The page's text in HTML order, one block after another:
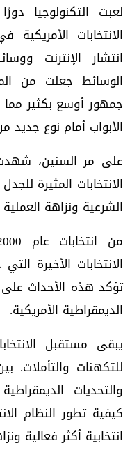
لعبت التكنولوجيا
الانتخابات
انتشار الإنترنت
الوسائط جعلت من
جمهور أوسع بكثير
الأبواب أمام نوع جديد
على مر السنين، شهدت
الانتخابات المثيرة
الشرعية ونزاهة العملية
تؤكد هذه الأحداث
الديمقراطية الأمريكية.
يبقى مستقبل
للتكهنات والتأملات.
والتحديات
كيفية تطور النظام
انتخابية أكثر فعالية